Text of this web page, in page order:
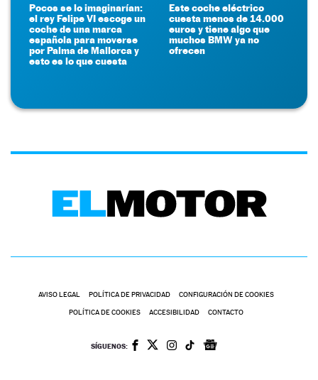
Pocos se lo imaginarían:
el rey Felipe VI escoge un
coche de una marca
española para moverse
por Palma de Mallorca y
esto es lo que cuesta
Este coche eléctrico
cuesta menos de 14.000
euros y tiene algo que
muchos BMW ya no
ofrecen
AVISO LEGAL POLÍTICA DE PRIVACIDAD CONFIGURACIÓN DE COOKIES
POLÍTICA DE COOKIES ACCESIBILIDAD CONTACTO
SÍGUENOS: